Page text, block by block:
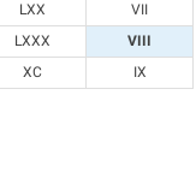
LXX
VII
LXXX
VIII
XC IX